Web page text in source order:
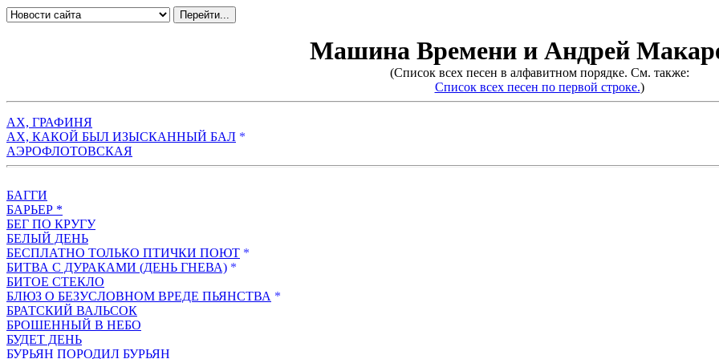
Машина Времени и Андрей
(Список всех песен в алфавитном порядке. См. также:
Список всех песен по первой строке.)
АХ, ГРАФИНЯ
АХ, КАКОЙ БЫЛ ИЗЫСКАННЫЙ БАЛ *
АЭРОФЛОТОВСКАЯ
БАГГИ
БАРЬЕР *
БЕГ ПО КРУГУ
БЕЛЫЙ ДЕНЬ
БЕСПЛАТНО ТОЛЬКО ПТИЧКИ ПОЮТ *
БИТВА С ДУРАКАМИ (ДЕНЬ ГНЕВА) *
БИТОЕ СТЕКЛО
БЛЮЗ О БЕЗУСЛОВНОМ ВРЕДЕ ПЬЯНСТВА *
БРАТСКИЙ ВАЛЬСОК
БРОШЕННЫЙ В НЕБО
БУДЕТ ДЕНЬ
БУРЬЯН ПОРОДИЛ БУРЬЯН